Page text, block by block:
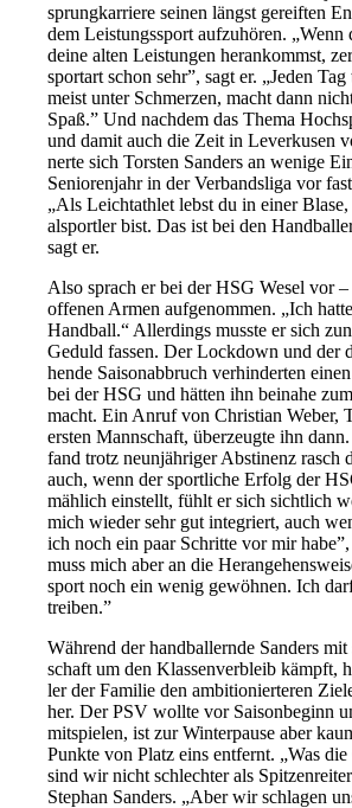
sprung­kar­rie­re sei­nen längst ge­reif­ten
dem Leis­tungs­sport auf­zu­hö­ren. „Wenn
dei­ne al­ten Leis­tun­gen her­an­kommst,
sport­art schon sehr”, sagt er. „Je­den
meist un­ter Schmer­zen, macht dann
Spaß.” Und nach­dem das The­ma
und da­mit auch die Zeit in Le­ver­ku­sen
ner­te sich Tors­ten San­ders an we­ni­ge
Se­nio­ren­jahr in der Ver­bands­li­ga vor
„Als Leicht­ath­let lebst du in ei­ner
al­sport­ler bist. Das ist bei den
sagt er.
Al­so sprach er bei der HSG We­sel vor
of­fe­nen Ar­men auf­ge­nom­men. „Ich
Hand­ball.“ Al­ler­dings muss­te er sich
Ge­duld fas­sen. Der Lock­down und der
hen­de Sai­son­ab­bruch ver­hin­der­ten
bei der HSG und hät­ten ihn bei­na­he
macht. Ein An­ruf von Chris­ti­an We­ber,
ers­ten Mann­schaft, über­zeug­te ihn
fand trotz neun­jäh­ri­ger Ab­sti­nenz rasch
auch, wenn der sport­li­che Er­folg der
mäh­lich ein­stellt, fühlt er sich sicht­lich
mich wie­der sehr gut in­te­griert, auch
ich noch ein paar Schrit­te vor mir ha­be”,
muss mich aber an die
sport noch ein we­nig ge­wöh­nen. Ich
trei­ben.”
Wäh­rend der hand­bal­lern­de San­ders
schaft um den Klas­sen­ver­bleib kämpft,
ler der Fa­mi­lie den am­bi­tio­nier­te­ren
her. Der PSV woll­te vor Sai­son­be­ginn
mit­spie­len, ist zur Win­ter­pau­se aber
Punk­te von Platz eins ent­fernt. „Was
sind wir nicht schlech­ter als
Ste­phan San­ders. „Aber wir schla­gen